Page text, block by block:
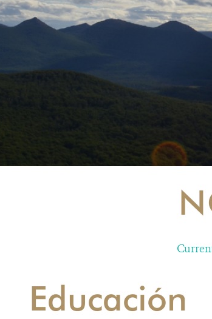
Educación